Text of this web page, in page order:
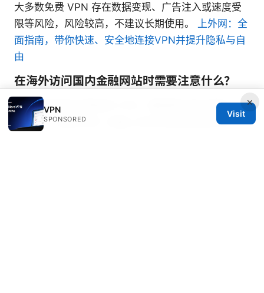
大多数免费 VPN 存在数据变现、广告注入或速度受
限等风险，风险较高，不建议长期使用。
上外网：全
面指南，带你快速、安全地连接VPN并提升隐私与自
由
在海外访问国内金融网站时需要注意什么？
优先使用高安全等级的 VPN、确保网站地址使用
HTTPS、避免在同一设备上长时间保持登录状态。
×
VPN
SPONSORED
Visit